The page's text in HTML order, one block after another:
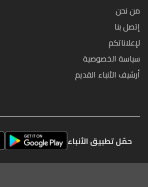
من نحن
إتصل بنا
لإعلاناتكم
سياسة الخصوصية
أرشيف الأنباء القديم
حمّل تطبيق الأنباء